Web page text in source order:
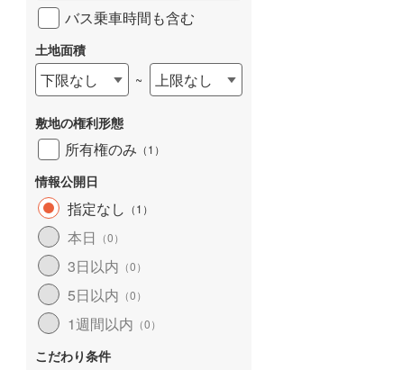
バス乗車時間も含む
土地面積
下限なし ~ 上限なし
敷地の権利形態
所有権のみ （1 ）
情報公開日
指定なし （1 ）
本日 （0）
3日以内 （0）
5日以内 （0）
1週間以内 （0）
こだわり条件